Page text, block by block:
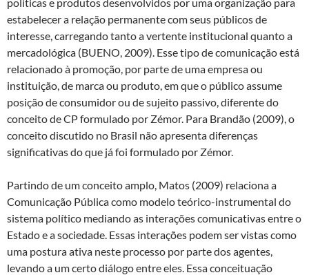
estabelecer a relação permanente com seus públicos de
interesse, carregando tanto a vertente institucional quanto a
mercadológica (BUENO, 2009). Esse tipo de comunicação está
relacionado à promoção, por parte de uma empresa ou
instituição, de marca ou produto, em que o público assume
posição de consumidor ou de sujeito passivo, diferente do
conceito de CP formulado por Zémor. Para Brandão (2009), o
conceito discutido no Brasil não apresenta diferenças
significativas do que já foi formulado por Zémor.
Partindo de um conceito amplo, Matos (2009) relaciona a
Comunicação Pública como modelo teórico-instrumental do
sistema político mediando as interações comunicativas entre o
Estado e a sociedade. Essas interações podem ser vistas como
uma postura ativa neste processo por parte dos agentes,
levando a um certo diálogo entre eles. Essa conceituação